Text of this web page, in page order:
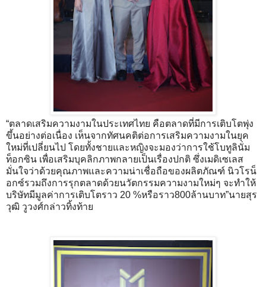
“ตลาดเสริมความงามในประเทศไทย คือตลาดที่มีการเติบโตพุ่ง
ขึ้นอย่างต่อเนื่อง เห็นจากทัศนคติต่อการเสริมความงามในยุค
ใหม่ที่เปลี่ยนไป โดยทั้งชายและหญิงจะมองว่าการใช้โบทูลินั่ม
ท็อกซิน เพื่อเสริมบุคลิกภาพกลายเป็นเรื่องปกติ ซึ่งเมดิเซเลส
มั่นใจว่าด้วยคุณภาพและความน่าเชื่อถือของผลิตภัณฑ์ นิวโรน็
อกซ์รวมถึงการรุกตลาดด้วยนวัตกรรมความงามใหม่ๆ จะทำให้
บริษัทมีมูลค่าการเติบโตราว 20 %หรือราว800ล้านบาท”นายสุร
วุฒิ วูวงศ์กล่าวทิ้งท้าย